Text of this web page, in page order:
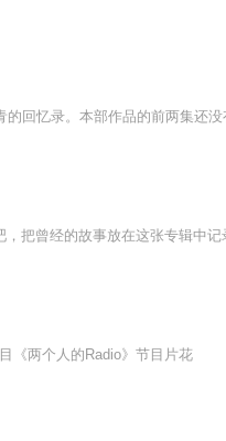
把曾经的故事放在这张专辑中记
《两个人的Radio》节目片花